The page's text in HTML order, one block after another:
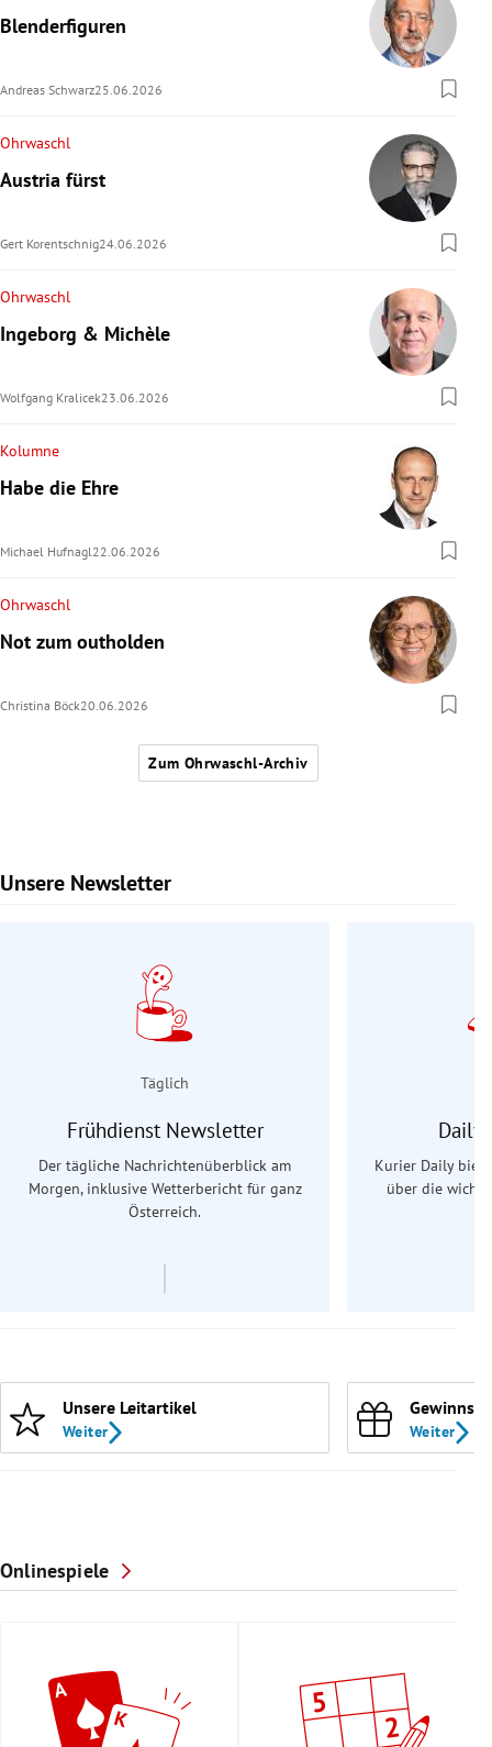
Blenderfiguren
Andreas Schwarz25.06.2026
Ohrwaschl
Austria fürst
Gert Korentschnig24.06.2026
Ohrwaschl
Ingeborg & Michèle
Wolfgang Kralicek23.06.2026
Kolumne
Habe die Ehre
Michael Hufnagl 22.06.2026
Ohrwaschl
Not zum outholden
Christina Böck20.06.2026
Zum Ohrwaschl-Archiv
Unsere Newsletter
Slide 1 von 9
Täglich
Frühdienst Newsletter
Der tägliche Nachrichtenüberblick am
Morgen, inklusive Wetterbericht für ganz
Österreich.
Daily
Kurier Daily
über die
Unsere Leitartikel
Weiter Weiter
Onlinespiele